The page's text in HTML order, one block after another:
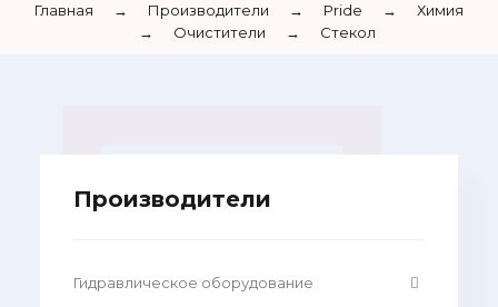
Главная → Производители → Pride →
Химия
→
Очистители → Стекол
Производители
Гидравлическое оборудование